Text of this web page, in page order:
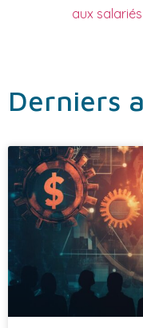
aux
Derniers